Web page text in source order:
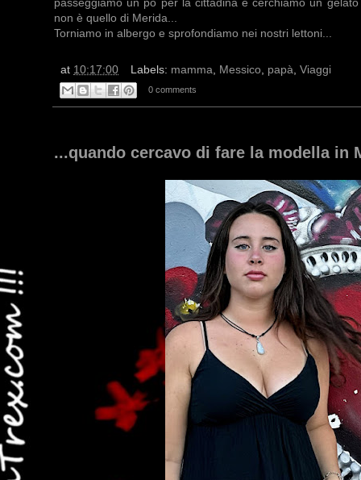
non è quello di Merida...
Torniamo in albergo e sprofondiamo nei nostri lettoni...
at 10:17:00 Labels: mamma Messico, papà Viaggi
0 comments
...quando cercavo di fare la modella in